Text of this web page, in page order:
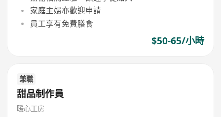
家庭主婦亦歡迎申請
員工享有免費膳食
$50-65/小時
兼職
甜品制作員
暖心工房